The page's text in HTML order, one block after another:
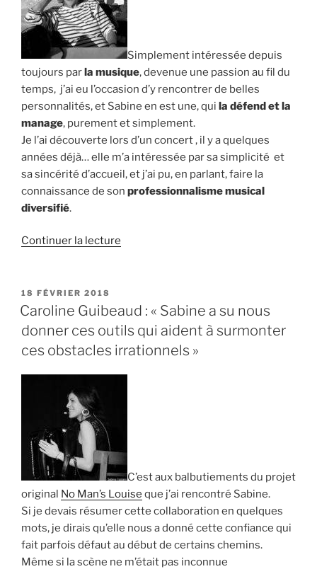
on
peut
compter » »
Simplement intéressée depuis
toujours parla musique, devenue une passion au fil du
temps, j’ai eu l’occasion d’y rencontrer de belles
personnalités, et Sabine en est une, qui la défend et la
manage, purement et simplement.
Je l’ai découverte lors d’un concert , il y a quelques
années déjà… elle m’a intéressée par sa simplicité et
sa sincérité d’accueil, et j’ai pu, en parlant, faire la
connaissance de son professionnalisme musical
diversifié.
Continuer la lecture
m’a
fait
connaître
des
groupes
PUBLIÉ
LE
18 FÉVRIER 2018
Caroline Guibeaud : « Sabine a su nous
donner ces outils qui aident à surmonter
ces obstacles irrationnels »
C’est aux balbutiements du projet
original No Man’s Louise que j’ai rencontré Sabine.
Si je devais résumer cette collaboration en quelques
mots, je dirais qu’elle nous a donné cette confiance qui
fait parfois défaut au début de certains chemins.
Même si la scène ne m’était pas inconnue